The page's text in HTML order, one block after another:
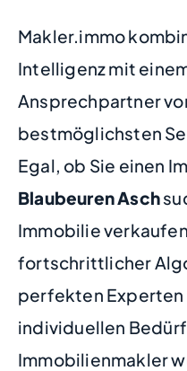
Makler.immo
Intelligenz mit
Ansprechpartner
bestmöglichsten
Egal, ob Sie einen
Blaubeuren Asch
Immobilie
fortschrittlicher
perfekten Experten
individuellen
Immobilienmakler